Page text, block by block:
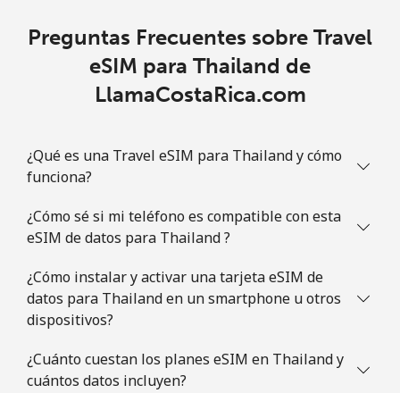
Preguntas Frecuentes sobre Travel
eSIM para Thailand de
LlamaCostaRica.com
¿Qué es una Travel eSIM para Thailand y cómo
funciona?
¿Cómo sé si mi teléfono es compatible con esta
eSIM de datos para Thailand ?
¿Cómo instalar y activar una tarjeta eSIM de
datos para Thailand en un smartphone u otros
dispositivos?
¿Cuánto cuestan los planes eSIM en Thailand y
cuántos datos incluyen?